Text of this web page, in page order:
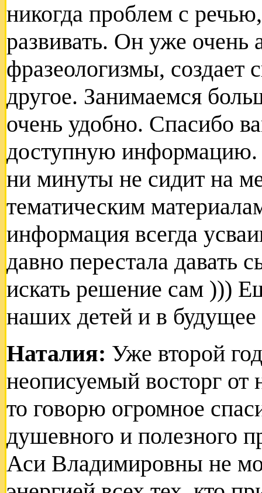
никогда проблем с
развивать. Он уже очень
фразеологизмы, создает
другое. Занимаемся
очень удобно. Спасибо
доступную
ни минуты не сидит на
тематическим
информация всегда
давно перестала давать
искать решение сам )))
наших детей и в будущее
Наталия: Уже второй
неописуемый восторг от
то говорю огромное
душевного и полезного
Аси Владимировны не